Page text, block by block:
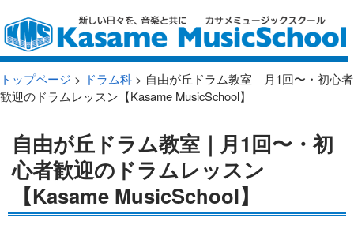
トップページ > ドラム科 > 自由が丘ドラム教室｜月1回〜・初心者
歓迎のドラムレッスン【Kasame MusicSchool】
自由が丘ドラム教室｜月1回〜・初
心者歓迎のドラムレッスン
【Kasame MusicSchool】